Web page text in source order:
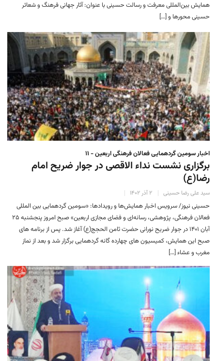
همایش بین‌المللی معرفت و رسالت حسینی با عنوان: آثار جهانی فرهنگ و شعائر
حسینی محورها و […]
اخبار سومین گردهمایی فعالان فرهنگی اربعین - ۱۱
برگزاری نشست نداء الاقصی در جوار ضریح امام
رضا(ع)
سید علی رضا حسینی ۲ آذر ۱۴۰۲
حسینی نیوز/ سرویس اخبار همایش‌ها و رویدادها: «سومین گردهمایی بین المللی
فعالان فرهنگی، پژوهشی، رسانه‌ای و فضای مجازی اربعین» صبح امروز پنجشنبه ۲۵
آبان ۱۴۰۱ در جوار ضریح نورانی حضرت ثامن الحجج(ع) آغاز شد. پس از برنامه های
صبح این همایش، کمیسیون های چهارده گانه گردهمایی برگزار شد و بعد از نماز
مغرب و عشاء […]